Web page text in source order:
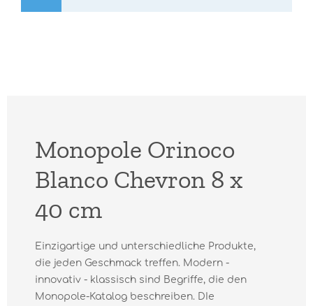
Monopole Orinoco
Blanco Chevron 8 x
40 cm
Einzigartige und unterschiedliche Produkte,
die jeden Geschmack treffen. Modern -
innovativ - klassisch sind Begriffe, die den
Monopole-Katalog beschreiben. DIe